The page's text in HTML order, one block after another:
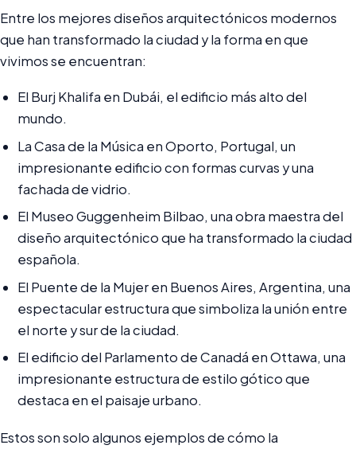
Entre los mejores diseños arquitectónicos modernos
que han transformado la ciudad y la forma en que
vivimos se encuentran:
El Burj Khalifa en Dubái, el edificio más alto del
mundo.
La Casa de la Música en Oporto, Portugal, un
impresionante edificio con formas curvas y una
fachada de vidrio.
El Museo Guggenheim Bilbao, una obra maestra del
diseño arquitectónico que ha transformado la ciudad
española.
El Puente de la Mujer en Buenos Aires, Argentina, una
espectacular estructura que simboliza la unión entre
el norte y sur de la ciudad.
El edificio del Parlamento de Canadá en Ottawa, una
impresionante estructura de estilo gótico que
destaca en el paisaje urbano.
Estos son solo algunos ejemplos de cómo la